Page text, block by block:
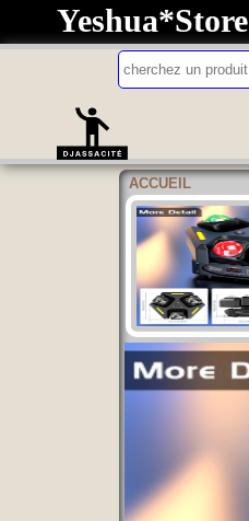
Yeshua*Store
ACCUEIL